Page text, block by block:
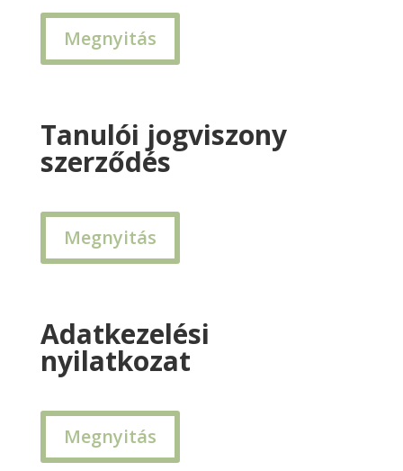
Megnyitás
Tanulói jogviszony
szerződés
Megnyitás
Adatkezelési
nyilatkozat
Megnyitás